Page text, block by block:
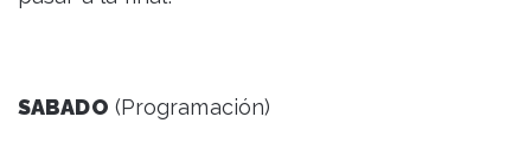
SABADO (Programación)